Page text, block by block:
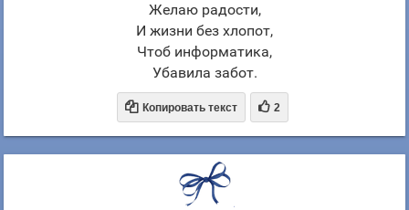
Желаю радости,
И жизни без хлопот,
Чтоб информатика,
Убавила забот.
 Копировать текст  2